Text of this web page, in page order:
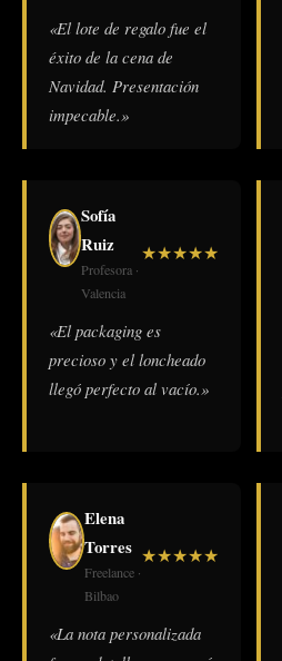
«El lote de regalo fue el
éxito de la cena de
Navidad. Presentación
impecable.»
Sofía
Ruiz
Profesora ·
Valencia
★★★★★
«El packaging es
precioso y el loncheado
llegó perfecto al vacío.»
Elena
Torres
Freelance ·
Bilbao
★★★★★
«La nota personalizada